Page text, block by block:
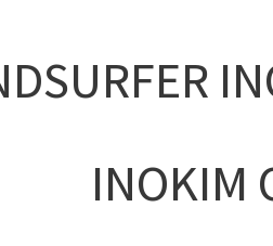
INOKIM